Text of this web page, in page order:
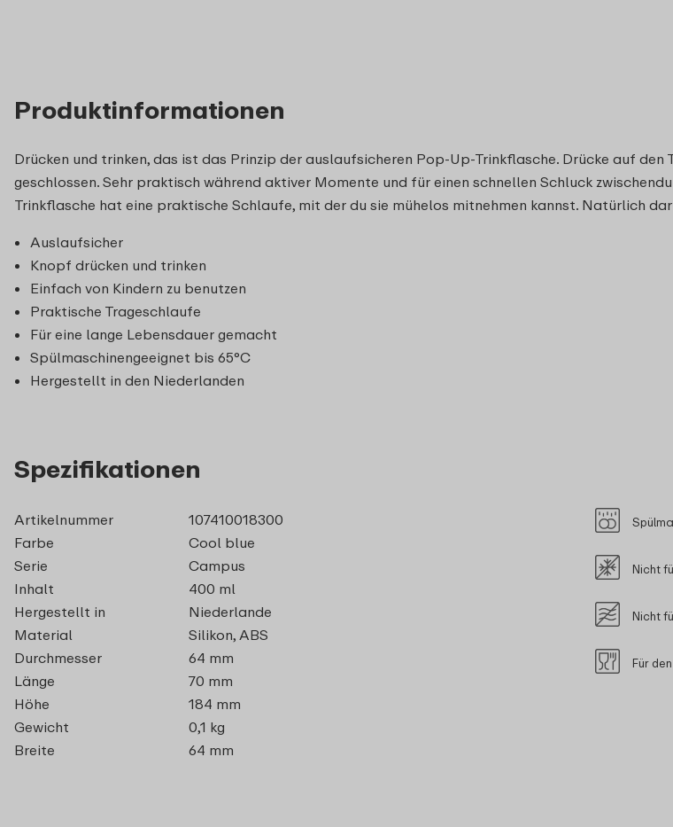
Produktinformationen
Drücken und trinken, das ist das Prinzip der auslaufsicheren Pop-Up-Trinkflasche. Drücke auf
geschlossen. Sehr praktisch während aktiver Momente und für einen schnellen Schluck
Trinkflasche hat eine praktische Schlaufe, mit der du sie mühelos mitnehmen kannst. Natürlich
Auslaufsicher
Knopf drücken und trinken
Einfach von Kindern zu benutzen
Praktische Trageschlaufe
Für eine lange Lebensdauer gemacht
Spülmaschinengeeignet bis 65°C
Hergestellt in den Niederlanden
Spezifikationen
Artikelnummer
107410018300
Farbe
Cool blue
Serie
Campus
Inhalt
400 ml
Hergestellt in
Niederlande
Material
Silikon, ABS
Durchmesser
64 mm
Länge
70 mm
Höhe
184 mm
Gewicht
0,1 kg
Breite
64 mm
Nicht
Nicht
Für